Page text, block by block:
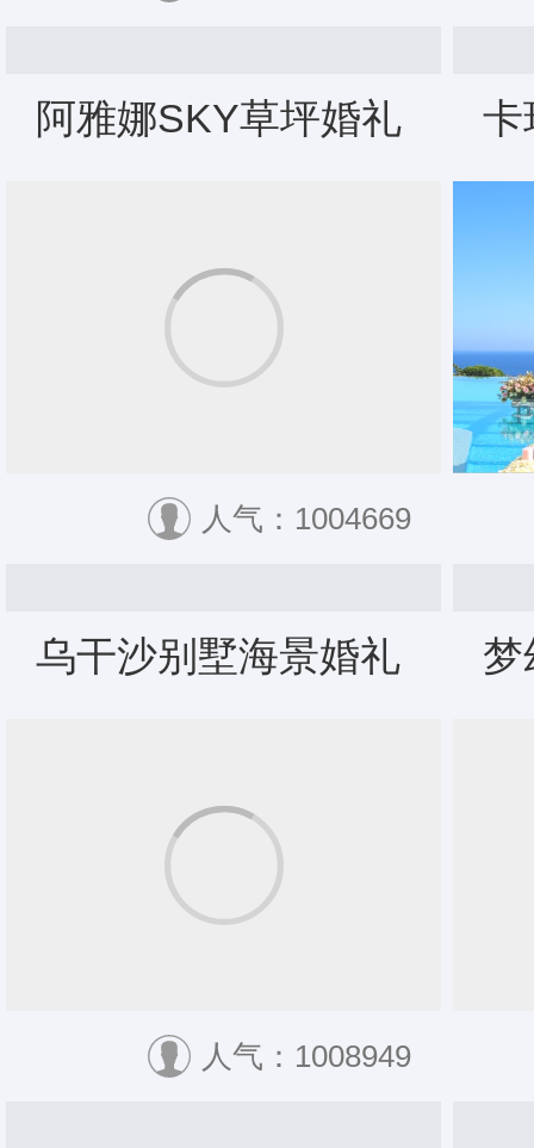
阿雅娜SKY草坪婚礼
人气：1004669
卡
乌干沙别墅海景婚礼
人气：1008949
梦